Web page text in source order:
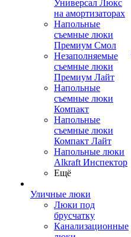
Универсал Люкс
на амортизаторах
Напольные
съемные люки
Премиум Смол
Незаполняемые
съемные люки
Премиум Лайт
Напольные
съемные люки
Компакт
Напольные
съемные люки
Компакт Лайт
Напольные люки
Alkraft Инспектор
Ещё
Уличные люки
Люки под
брусчатку
Канализационные